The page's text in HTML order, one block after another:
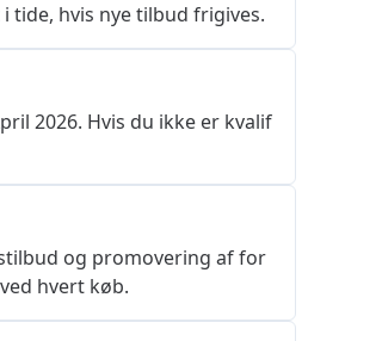
tide, hvis nye tilbud frigives.
2026. Hvis du ikke er kvalif
og promovering af for
hvert køb.